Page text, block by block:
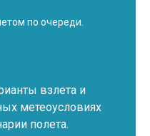
по очереди.
взлета и
метеоусловиях
полета.